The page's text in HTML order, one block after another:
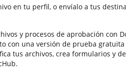
en tu perfil, o envíalo a tus
y procesos de aprobación con
con una versión de prueba
tus archivos, crea formularios y